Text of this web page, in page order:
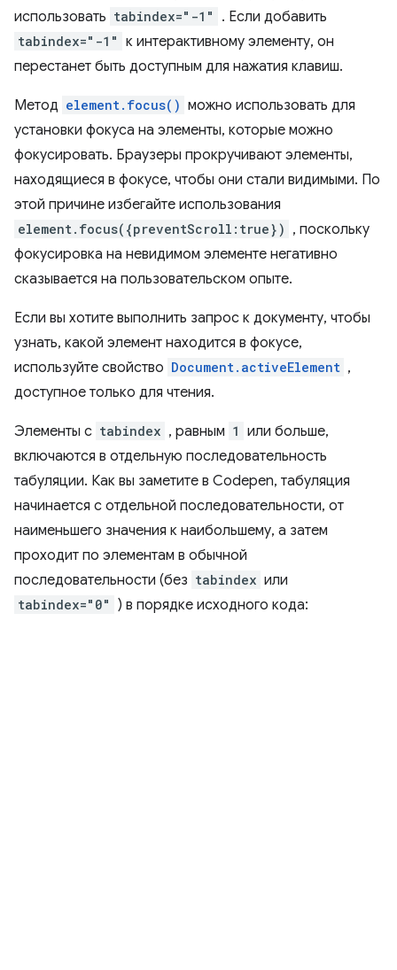
использовать tabindex="-1" . Если добавить
tabindex="-1" к интерактивному элементу, он
перестанет быть доступным для нажатия клавиш.
Метод element.focus() можно использовать для
установки фокуса на элементы, которые можно
фокусировать. Браузеры прокручивают элементы,
находящиеся в фокусе, чтобы они стали видимыми. По
этой причине избегайте использования
element.focus({preventScroll:true}) , поскольку
фокусировка на невидимом элементе негативно
сказывается на пользовательском опыте.
Если вы хотите выполнить запрос к документу, чтобы
узнать, какой элемент находится в фокусе,
используйте свойство Document.activeElement ,
доступное только для чтения.
Элементы с tabindex , равным 1 или больше,
включаются в отдельную последовательность
табуляции. Как вы заметите в Codepen, табуляция
начинается с отдельной последовательности, от
наименьшего значения к наибольшему, а затем
проходит по элементам в обычной
последовательности (без tabindex или
tabindex="0" ) в порядке исходного кода: